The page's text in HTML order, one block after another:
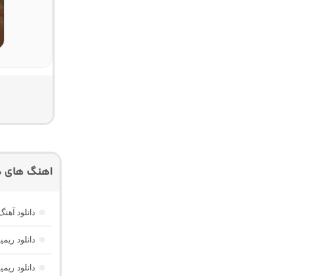
اهنگ های
دانلود
دانلود ریمیکس دیپ نایت
دانلود